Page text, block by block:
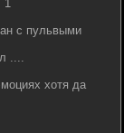
1
с пульвыми
....
хотя да